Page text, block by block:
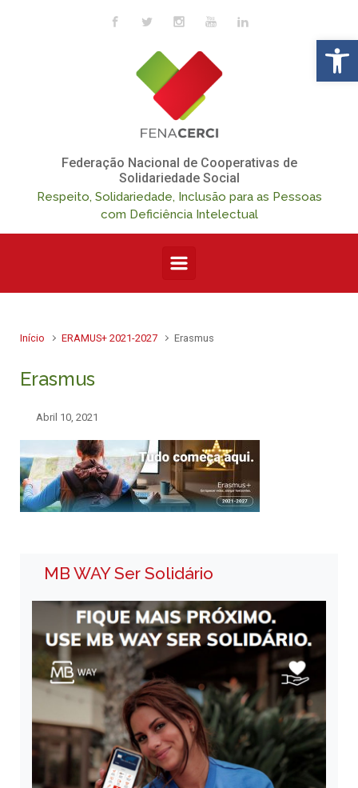
Skip to main content
Federação Nacional de Cooperativas de
Solidariedade Social
Respeito, Solidariedade, Inclusão para as Pessoas
com Deficiência Intelectual
Início ERAMUS+ 2021-2027 Erasmus
Erasmus
Abril 10, 2021
MB WAY Ser Solidário